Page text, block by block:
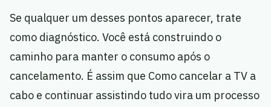
Se qualquer um desses pontos aparecer, trate
como diagnóstico. Você está construindo o
caminho para manter o consumo após o
cancelamento. É assim que Como cancelar a TV a
cabo e continuar assistindo tudo vira um processo